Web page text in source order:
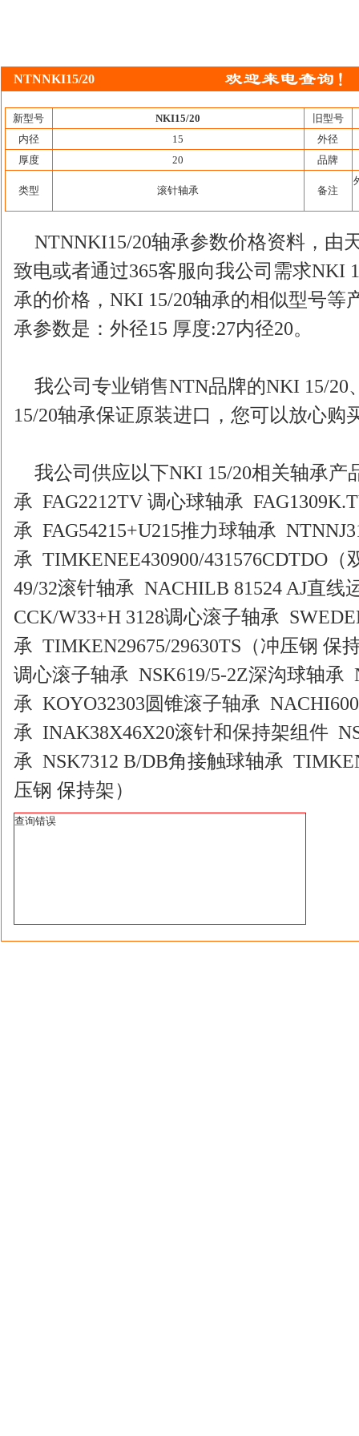
NTNNKI15/20
新型号 NKI15/20
旧型号
内径
15
外径
厚度
20 品牌
类型 滚针轴承 备注
NTNNKI15/20轴承参数价格资料，由
致电或者通过365客服向我公司需求NKI
承的价格，NKI 15/20轴承的相似型号等
承参数是：外径15 厚度:27内径20。
我公司专业销售NTN品牌的NKI 15/
15/20轴承保证原装进口，您可以放心购
我公司供应以下NKI 15/20相关轴承产
承 FAG2212TV 调心球轴承
承 FAG54215+U215推力球轴承
承 TIMKENEE430900/431576CDTDO
49/32滚针轴承 NACHILB 81524 AJ直线
CCK/W33+H 3128调心滚子轴承
承 TIMKEN29675/29630TS（冲压钢 保
调心滚子轴承 NSK619/5-2Z深沟球轴承
承 KOYO32303圆锥滚子轴承
承 INAK38X46X20滚针和保持架组件
承 NSK7312 B/DB角接触球轴承
压钢 保持架）
查询错误